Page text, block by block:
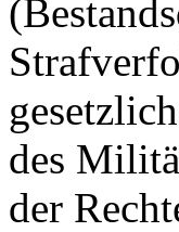
des
der